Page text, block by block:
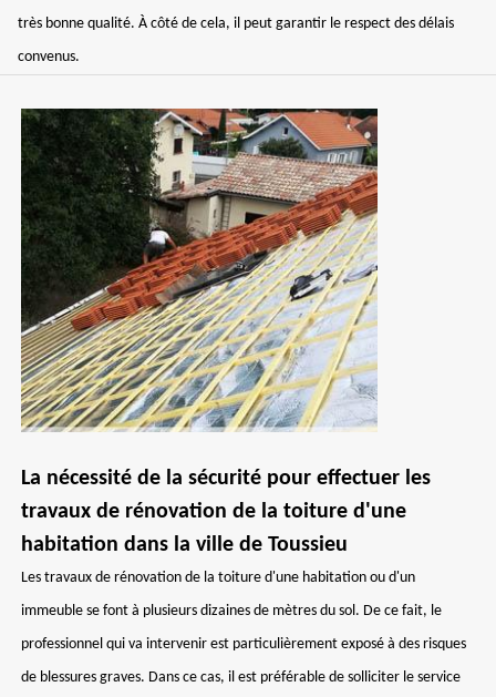
très bonne qualité. À côté de cela, il peut garantir le respect des délais
convenus.
La nécessité de la sécurité pour effectuer les
travaux de rénovation de la toiture d'une
habitation dans la ville de Toussieu
Les travaux de rénovation de la toiture d'une habitation ou d'un
immeuble se font à plusieurs dizaines de mètres du sol. De ce fait, le
professionnel qui va intervenir est particulièrement exposé à des risques
de blessures graves. Dans ce cas, il est préférable de solliciter le service